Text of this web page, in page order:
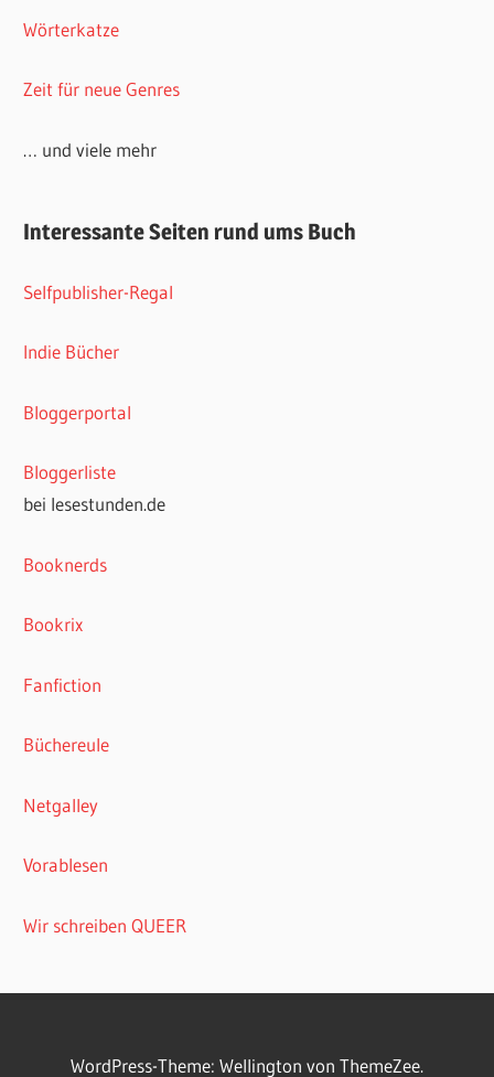
Wörterkatze
Zeit für neue Genres
… und viele mehr
Interessante Seiten rund ums Buch
Selfpublisher-Regal
Indie Bücher
Bloggerportal
Bloggerliste
bei lesestunden.de
Booknerds
Bookrix
Fanfiction
Büchereule
Netgalley
Vorablesen
Wir schreiben QUEER
WordPress-Theme: Wellington von ThemeZee.